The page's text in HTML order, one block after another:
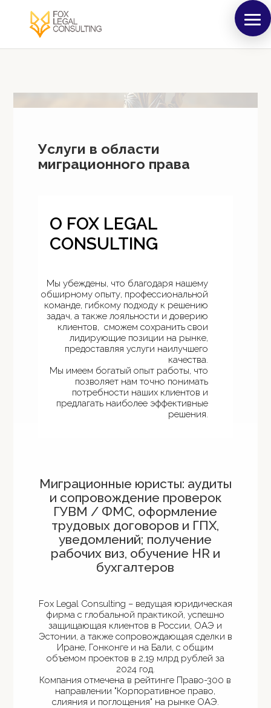
Услуги в области
миграционного права
O FOX LEGAL
CONSULTING
Мы убеждены, что благодаря нашему
обширному опыту, профессиональной
команде, гибкому подходу к решению
задач, а также лояльности и доверию
клиентов, сможем сохранить свои
лидирующие позиции на рынке,
предоставляя услуги наилучшего
качества.
Мы имеем богатый опыт работы, что
позволяет нам точно понимать
потребности наших клиентов и
предлагать наиболее эффективные
решения.
Миграционные юристы: аудиты
и сопровождение проверок
ГУВМ / ФМС, оформление
трудовых договоров и ГПХ,
уведомлений; получение
рабочих виз, обучение HR и
бухгалтеров
Fox Legal Consulting – ведущая юридическая
фирма с глобальной практикой, успешно
защищающая клиентов в России, ОАЭ и
Эстонии, а также сопровождающая сделки в
Иране, Гонконге и на Бали, с общим
объемом проектов в 2,19 млрд рублей за
2024 год.
Компания отмечена в рейтинге Право-300 в
направлении "Корпоративное право,
слияния и поглощения" на рынке ОАЭ.